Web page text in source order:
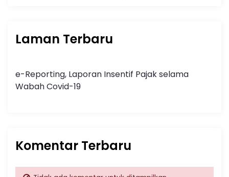
Laman Terbaru
e-Reporting, Laporan Insentif Pajak selama
Wabah Covid-19
Komentar Terbaru